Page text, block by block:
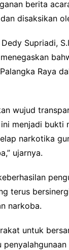
berita
disaksikan
Supriadi,
menegaskan
Raya
wujud
menjadi
narkotika
ujarnya.
terus
narkoba.
untuk